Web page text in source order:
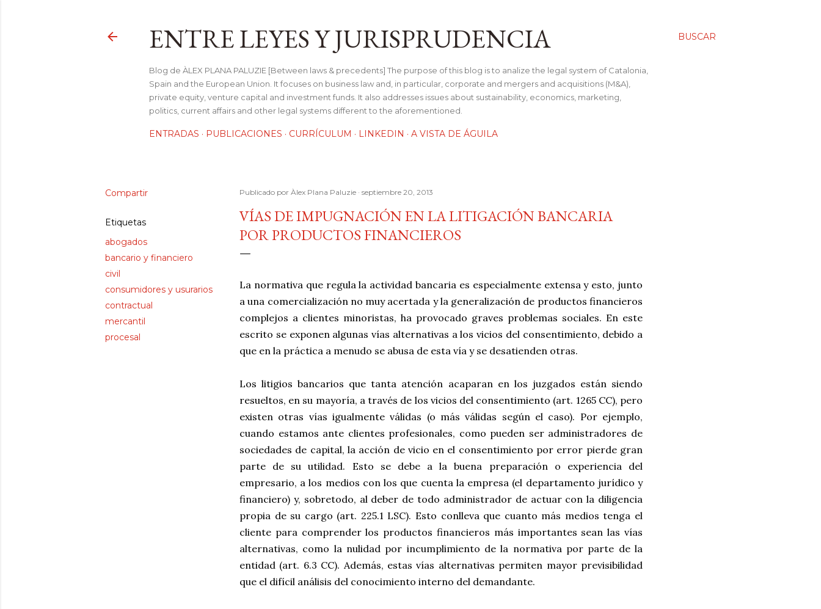
BUSCAR
ENTRE LEYES Y JURISPRUDENCIA
Blog de ÀLEX PLANA PALUZIE [Between laws & precedents] The purpose of this blog is to analize the legal system of Catalonia,
Spain and the European Union. It focuses on business law and, in particular, corporate and mergers and acquisitions (M&A),
private equity, venture capital and investment funds. It also addresses issues about sustainability, economics, marketing,
politics, current affairs and other legal systems different to the aforementioned.
ENTRADAS PUBLICACIONES CURRÍCULUM LINKEDIN A VISTA DE ÁGUILA
Compartir
Etiquetas
abogados
bancario y financiero
civil
consumidores y usurarios
contractual
mercantil
procesal
Publicado por Àlex Plana Paluzie septiembre 20, 2013
VÍAS DE IMPUGNACIÓN EN LA LITIGACIÓN BANCARIA
POR PRODUCTOS FINANCIEROS
La normativa que regula la actividad bancaria es especialmente extensa y esto, junto
a una comercialización no muy acertada y la generalización de productos financieros
complejos a clientes minoristas, ha provocado graves problemas sociales. En este
escrito se exponen algunas vías alternativas a los vicios del consentimiento, debido a
que en la práctica a menudo se abusa de esta vía y se desatienden otras.
Los litigios bancarios que tanta atención acaparan en los juzgados están siendo
resueltos, en su mayoría, a través de los vicios del consentimiento (art. 1265 CC), pero
existen otras vías igualmente válidas (o más válidas según el caso). Por ejemplo,
cuando estamos ante clientes profesionales, como pueden ser administradores de
sociedades de capital, la acción de vicio en el consentimiento por error pierde gran
parte de su utilidad. Esto se debe a la buena preparación o experiencia del
empresario, a los medios con los que cuenta la empresa (el departamento jurídico y
financiero) y, sobretodo, al deber de todo administrador de actuar con la diligencia
propia de su cargo (art. 225.1 LSC). Esto conlleva que cuanto más medios tenga el
cliente para comprender los productos financieros más importantes sean las vías
alternativas, como la nulidad por incumplimiento de la normativa por parte de la
entidad (art. 6.3 CC). Además, estas vías alternativas permiten mayor previsibilidad
que el difícil análisis del conocimiento interno del demandante.